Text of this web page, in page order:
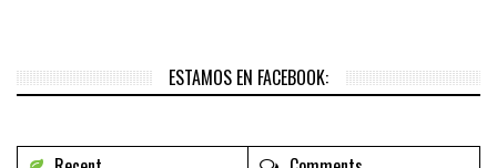
ESTAMOS EN FACEBOOK: